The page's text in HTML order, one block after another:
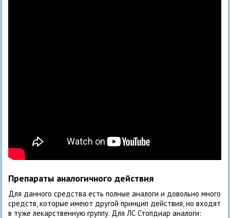
Препараты аналогичного действия
Для данного средства есть полные аналоги и довольно много
средств, которые имеют другой принцип действия, но входят
в туже лекарственную группу. Для ЛС Стопдиар аналоги: